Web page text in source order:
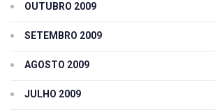
OUTUBRO 2009
SETEMBRO 2009
AGOSTO 2009
JULHO 2009